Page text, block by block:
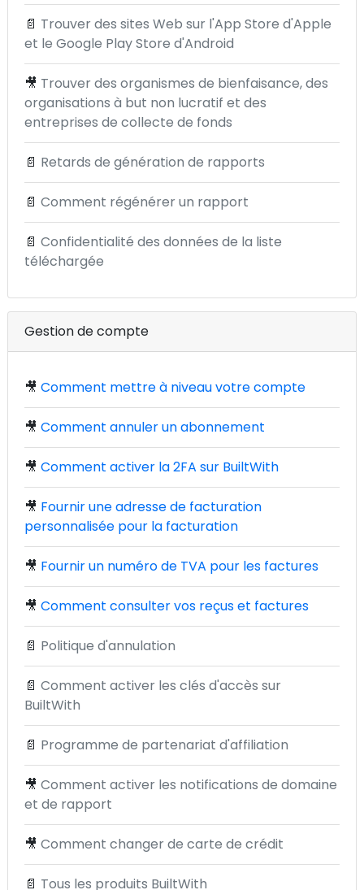
📄 Trouver des sites Web sur l'App Store d'Apple
et le Google Play Store d'Android
🎥 Trouver des organismes de bienfaisance, des
organisations à but non lucratif et des
entreprises de collecte de fonds
📄 Retards de génération de rapports
📄 Comment régénérer un rapport
📄 Confidentialité des données de la liste
téléchargée
Gestion de compte
🎥 Comment mettre à niveau votre compte
🎥 Comment annuler un abonnement
🎥 Comment activer la 2FA sur BuiltWith
🎥 Fournir une adresse de facturation
personnalisée pour la facturation
🎥 Fournir un numéro de TVA pour les factures
🎥 Comment consulter vos reçus et factures
📄 Politique d'annulation
📄 Comment activer les clés d'accès sur
BuiltWith
📄 Programme de partenariat d'affiliation
🎥 Comment activer les notifications de domaine
et de rapport
🎥 Comment changer de carte de crédit
📄 Tous les produits BuiltWith